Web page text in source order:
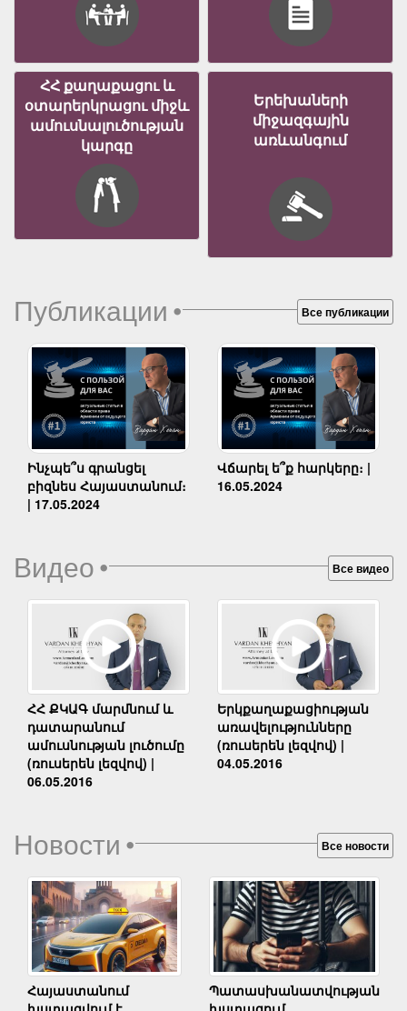
ՀՀ քաղաքացու և
օտարերկրացու միջև
ամուսնալուծության
կարգը
Երեխաների
միջազգային
առևանգում
Публикации• Все публикации
Ինչպե՞ս գրանցել
բիզնես Հայաստանում։
| 17.05.2024
Վճարել ե՞ք հարկերը։ |
16.05.2024
Видео• Все видео
ՀՀ ՔԿԱԳ մարմնում և
դատարանում
ամուսնության լուծումը
(ռուսերեն լեզվով) |
06.05.2016
Երկքաղաքացիության
առավելությունները
(ռուսերեն լեզվով) |
04.05.2016
Новости• Все новости
Հայաստանում
Պատասխանատվության